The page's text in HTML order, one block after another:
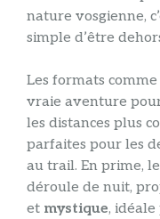
nature vosgienne,
simple d’être
Les formats comme
vraie aventure
les distances plus
parfaites pour les
au trail. En prime,
déroule de nuit,
et mystique,